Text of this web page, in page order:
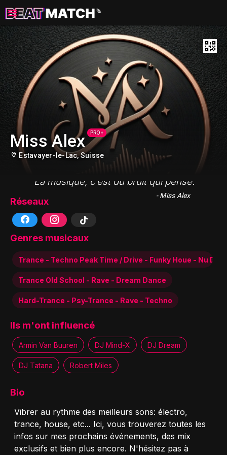
Miss Alex PRO +
Estavayer-le-Lac, Suisse
"La musique, c’est du bruit qui pense."
- Miss Alex
Réseaux
Genres musicaux
Trance - Techno Peak Time / Drive - Funky Houe - Nu
Trance Old School - Rave - Dream Dance
Hard-Trance - Psy-Trance - Rave - Techno
Ils m'ont influencé
Armin Van Buuren DJ Mind-X DJ Dream
DJ Tatana Robert Miles
Bio
Vibrer au rythme des meilleurs sons: électro,
trance, house, etc... Ici, vous trouverez toutes les
infos sur mes prochains événements, des mix
exclusifs et bien plus encore. N'hésitez pas à